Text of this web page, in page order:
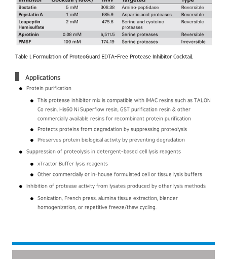
Table I. Formulation of ProteoGuard EDTA-Free Protease Inhibitor Cocktail.
Applications
Protein purification
This protease inhibitor mix is compatible with IMAC resins such as TALON
Co resin, His60 Ni Superflow resin, GST purification resin & other
commercially available resins for recombinant protein purification
Protects proteins from degradation by suppressing proteolysis
Preserves protein biological activity by preventing degradation
Suppression of proteolysis in detergent-based cell lysis reagents
xTractor Buffer lysis reagents
Other commercially or in-house formulated cell or tissue lysis buffers
Inhibition of protease activity from lysates produced by other lysis methods
Sonication, French press, alumina tissue extraction, blender
homogenization, or repetitive freeze/thaw cycling.